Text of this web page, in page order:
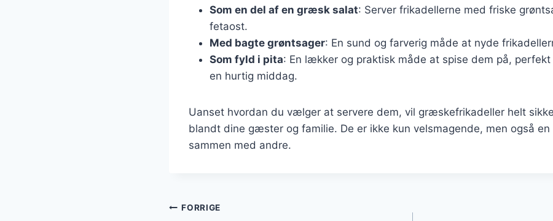
Som en del af en græsk salat: Server frikadellerne med friske
fetaost.
Med bagte grøntsager: En sund og farverig måde at nyde
Som fyld i pita: En lækker og praktisk måde at spise dem på,
en hurtig middag.
Uanset hvordan du vælger at servere dem, vil græskefrikadeller helt
blandt dine gæster og familie. De er ikke kun velsmagende, men også en
sammen med andre.
Indlægsnavigation
FORRIGE